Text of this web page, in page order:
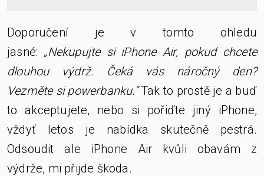
Doporučení je v tomto ohledu
jasné: „Nekupujte si iPhone Air, pokud chcete
dlouhou výdrž. Čeká vás náročný den?
Vezměte si powerbanku.“Tak to prostě je a buď
to akceptujete, nebo si pořiďte jiný iPhone,
vždyť letos je nabídka skutečně pestrá.
Odsoudit ale iPhone Air kvůli obavám z
výdrže, mi přijde škoda.